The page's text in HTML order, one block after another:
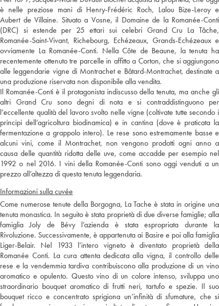
è nelle preziose mani di Henry-Frédéric Roch, Lalou Bize-Leroy e
Aubert de Villaine. Situato a Vosne, il Domaine de la Romanée-Conti
(DRC) si estende per 25 ettari sui celebri Grand Cru La Tâche,
Romanée-Saint-Vivant, Richebourg, Echézeaux, Grands-Echézeaux e
ovviamente La Romanée-Conti. Nella Côte de Beaune, la tenuta ha
recentemente ottenuto tre parcelle in affitto a Corton, che si aggiungono
alle leggendarie vigne di Montrachet e Bâtard-Montrachet, destinate a
una produzione riservata non disponibile alla vendita.
Il Romanée-Conti è il protagonista indiscusso della tenuta, ma anche gli
altri Grand Cru sono degni di nota e si contraddistinguono per
l’eccellente qualità del lavoro svolto nelle vigne (coltivate tutte secondo i
principi dell’agricoltura biodinamica) e in cantina (dove è praticata la
fermentazione a grappolo intero). Le rese sono estremamente basse e
alcuni vini, come il Montrachet, non vengono prodotti ogni anno a
causa delle quantità ridotta delle uve, come accadde per esempio nel
1992 o nel 2016. I vini della Romanée-Conti sono oggi venduti a un
prezzo all’altezza di questa tenuta leggendaria.
Informazioni sulla cuvée
Come numerose tenute della Borgogna, La Tache è stata in origine una
tenuta monastica. In seguito è stata proprietà di due diverse famiglie; alla
famiglia Joly de Bévy l’azienda è stata espropriata durante la
Rivoluzione. Successivamente, è appartenuta ai Basire e poi alla famiglia
Liger-Belair. Nel 1933 l’intero vigneto è diventato proprietà della
Romanée Conti. La cura attenta dedicata alla vigna, il controllo delle
rese e la vendemmia tardiva contribuiscono alla produzione di un vino
aromatico e opulento. Questo vino di un colore intenso, sviluppa uno
straordinario bouquet aromatico di frutti neri, tartufo e spezie. Il suo
bouquet ricco e concentrato sprigiona un’infinità di sfumature, che si